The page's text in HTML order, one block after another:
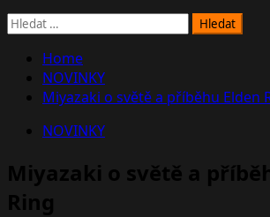
Vyhledávání
Home
NOVINKY
Miyazaki o světě a příběhu Elden
NOVINKY
Miyazaki o světě a
Ring